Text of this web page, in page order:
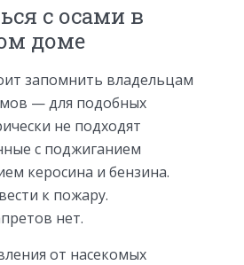
с осами в
доме
запомнить владельцам
— для подобных
не подходят
с поджиганием
керосина и бензина.
к пожару.
нет.
от насекомых